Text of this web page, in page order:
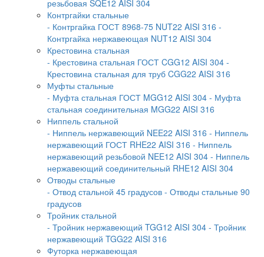
резьбовая SQE12 AISI 304
Контргайки стальные
- Контргайка ГОСТ 8968-75 NUT22 AISI 316 -
Контргайка нержавеющая NUT12 AISI 304
Крестовина стальная
- Крестовина стальная ГОСТ CGG12 AISI 304 -
Крестовина стальная для труб CGG22 AISI 316
Муфты стальные
- Муфта стальная ГОСТ MGG12 AISI 304 - Муфта
стальная соединительная MGG22 AISI 316
Ниппель стальной
- Ниппель нержавеющий NEE22 AISI 316 - Ниппель
нержавеющий ГОСТ RHE22 AISI 316 - Ниппель
нержавеющий резьбовой NEE12 AISI 304 - Ниппель
нержавеющий соединительный RHE12 AISI 304
Отводы стальные
- Отвод стальной 45 градусов - Отводы стальные 90
градусов
Тройник стальной
- Тройник нержавеющий TGG12 AISI 304 - Тройник
нержавеющий TGG22 AISI 316
Футорка нержавеющая